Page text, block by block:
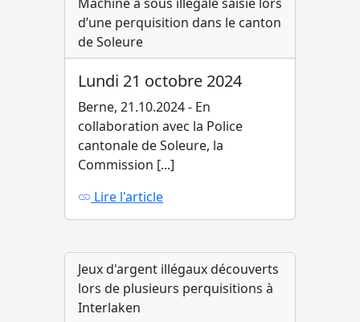
d’une perquisition dans le canton
de Soleure
Lundi 21 octobre 2024
Berne, 21.10.2024 - En
collaboration avec la Police
cantonale de Soleure, la
Commission [...]
Lire l'article
Jeux d'argent illégaux découverts
lors de plusieurs perquisitions à
Interlaken